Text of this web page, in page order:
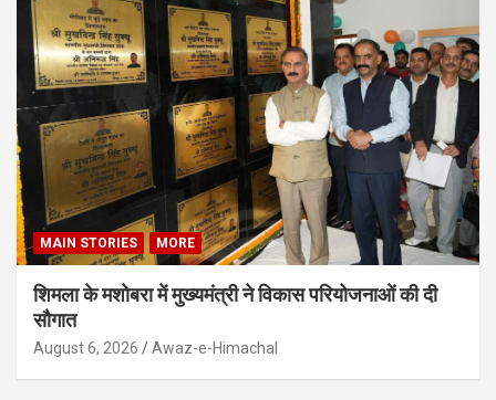
MAIN STORIES MORE
शिमला के मशोबरा में मुख्यमंत्री ने विकास परियोजनाओं की दी
सौगात
August 6, 2026 Awaz-e-Himachal